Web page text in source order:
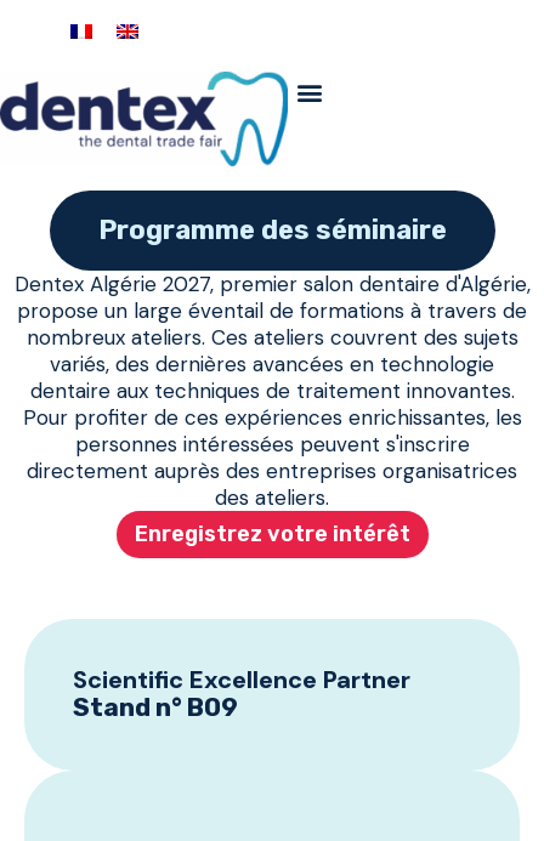
Programme des séminaire
Dentex Algérie 2027, premier salon dentaire d'Algérie,
propose un large éventail de formations à travers de
nombreux ateliers. Ces ateliers couvrent des sujets
variés, des dernières avancées en technologie
dentaire aux techniques de traitement innovantes.
Pour profiter de ces expériences enrichissantes, les
personnes intéressées peuvent s'inscrire
directement auprès des entreprises organisatrices
des ateliers.
Enregistrez votre intérêt
Scientific Excellence Partner
Stand n° B09